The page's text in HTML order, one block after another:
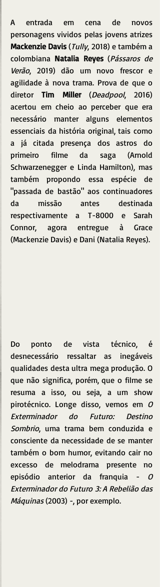
A entrada em cena de novos
Mackenzie Davis (Tully, 2018) e também a
colombiana Natalia Reyes (Pássaros de
Verão, 2019) dão um novo frescor e
agilidade à nova trama. Prova de que o
diretor Tim Miller (Deadpool, 2016)
acertou em cheio ao perceber que era
necessário manter alguns elementos
essenciais da história original, tais como
a já citada presença dos astros do
primeiro filme da saga (Arnold
Schwarzenegger e Linda Hamilton), mas
também propondo essa espécie de
"passada de bastão" aos continuadores
da missão antes destinada
respectivamente a T-8000 e Sarah
Connor, agora entregue à Grace
(Mackenzie Davis) e Dani (Natalia Reyes).
Do ponto de vista técnico, é
desnecessário ressaltar as inegáveis
qualidades desta ultra mega produção. O
que não significa, porém, que o filme se
resuma a isso, ou seja, a um show
pirotécnico. Longe disso, vemos em O
Exterminador do Futuro: Destino
Sombrio, uma trama bem conduzida e
consciente da necessidade de se manter
também o bom humor, evitando cair no
excesso de melodrama presente no
episódio anterior da franquia - O
Exterminador do Futuro 3: A Rebelião das
Máquinas (2003) -, por exemplo.